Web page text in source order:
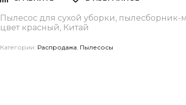
Пылесос для сухой уборки, пылесборник-
цвет красный, Китай
Категории: Распродажа, Пылесосы